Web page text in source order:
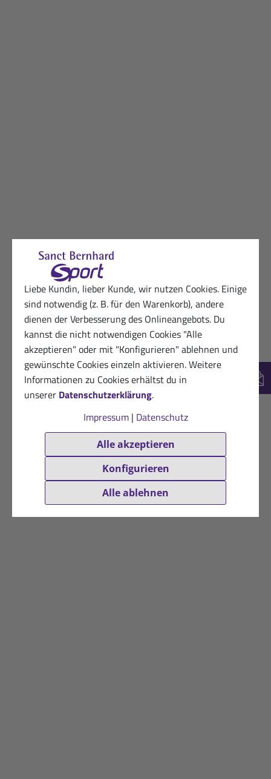
Liebe Kundin, lieber Kunde, wir nutzen Cookies. Einige
sind notwendig (z. B. für den Warenkorb), andere
dienen der Verbesserung des Onlineangebots. Du
kannst die nicht notwendigen Cookies "Alle
akzeptieren" oder mit "Konfigurieren" ablehnen und
gewünschte Cookies einzeln aktivieren. Weitere
Informationen zu Cookies erhältst du in
unserer Datenschutzerklärung.
Impressum| Datenschutz
Alle akzeptieren
Konfigurieren
Alle ablehnen